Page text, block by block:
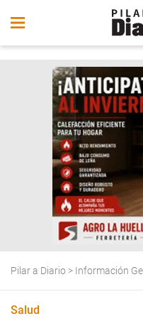
Pilar a Diario > Información
Salud